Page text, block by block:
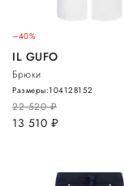
–40%
IL GUFO
Брюки
22 520руб.
13 510 руб.
Размеры:104128152